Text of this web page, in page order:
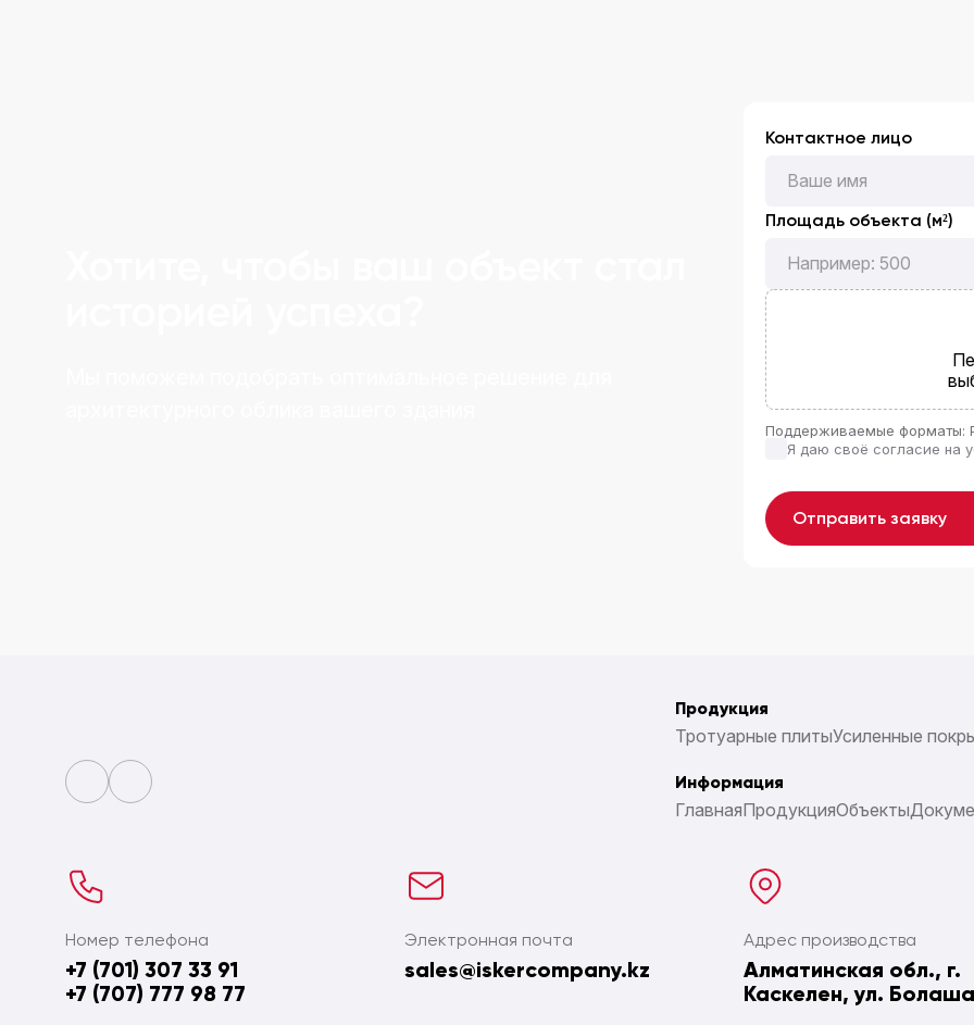
Контактное лицо
Площадь объекта (м²)
Поддерживаемые форматы:
Я даю своё согласие на
Отправить заявку
Продукция
Тротуарные плитыУсиленные
Информация
ГлавнаяПродукцияОбъекты
Номер телефона
+7 (701) 307 33 91
+7 (707) 777 98 77
Электронная почта
sales@iskercompany.kz
Адрес производства
Алматинская обл., г.
Каскелен, ул.